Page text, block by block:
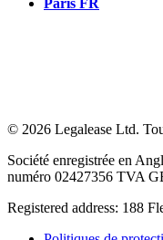
© 2026 Legalease Ltd.
Société enregistrée en
numéro 02427356 TVA
Registered address: 188